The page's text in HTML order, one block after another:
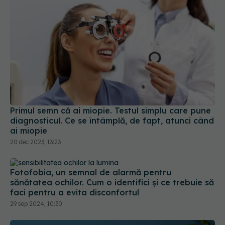
Primul semn că ai miopie. Testul simplu care pune
diagnosticul. Ce se întâmplă, de fapt, atunci când
ai miopie
20 dec 2023, 13:23
Fotofobia, un semnal de alarmă pentru
sănătatea ochilor. Cum o identifici și ce trebuie să
faci pentru a evita disconfortul
29 sep 2024, 10:30